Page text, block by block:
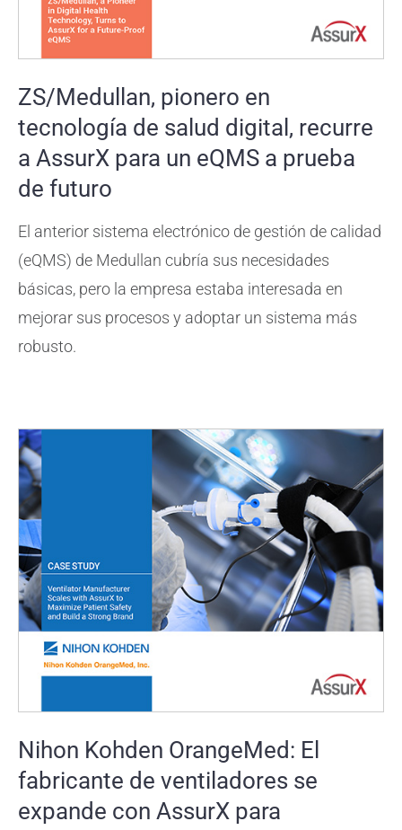
ZS/Medullan, pionero en
tecnología de salud digital, recurre
a AssurX para un eQMS a prueba
de futuro
El anterior sistema electrónico de gestión de calidad
(eQMS) de Medullan cubría sus necesidades
básicas, pero la empresa estaba interesada en
mejorar sus procesos y adoptar un sistema más
robusto.
Nihon Kohden OrangeMed: El
fabricante de ventiladores se
expande con AssurX para